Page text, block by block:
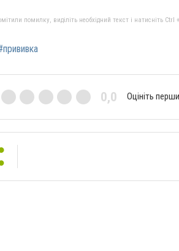
помилку, виділіть необхідний текст і натисніть
0,0 Оцініть